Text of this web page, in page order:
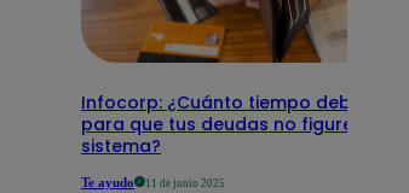
Infocorp: ¿Cuánto tiempo debe pasar
para que tus deudas no figuren en su
sistema?
Te ayudo 11 de junio 2025